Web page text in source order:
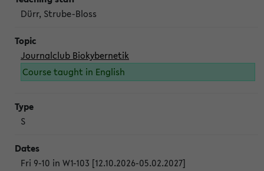
Dürr, Strube-Bloss
Journalclub Biokybernetik
Course taught in English
S
Fri 9-10 in W1-103 [12.10.2026-05.02.2027]